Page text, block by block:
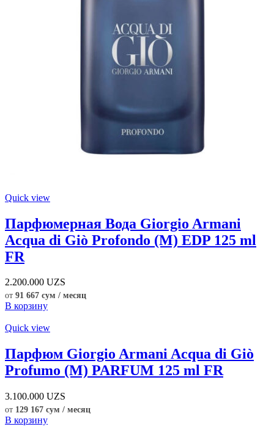
Quick view
Парфюмерная Вода Giorgio Armani
Acqua di Giò Profondo (M) EDP 125 ml
FR
2.200.000 UZS
от 91 667 сум / месяц
В корзину
Quick view
Парфюм Giorgio Armani Acqua di Giò
Profumo (M) PARFUM 125 ml FR
3.100.000 UZS
от 129 167 сум / месяц
В корзину